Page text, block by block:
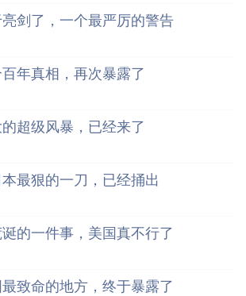
剑了，一个最严厉的警告
年真相，再次暴露了
超级风暴，已经来了
最狠的一刀，已经捅出
的一件事，美国真不行了
致命的地方，终于暴露了